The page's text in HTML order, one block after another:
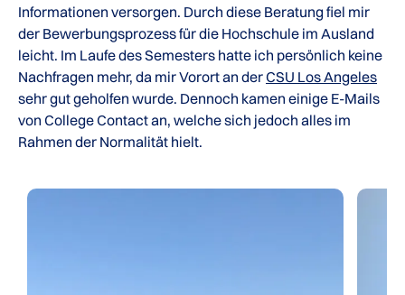
Informationen versorgen. Durch diese Beratung fiel mir
der Bewerbungsprozess für die Hochschule im Ausland
leicht. Im Laufe des Semesters hatte ich persönlich keine
Nachfragen mehr, da mir Vorort an derCSU Los Angeles
sehr gut geholfen wurde. Dennoch kamen einige E-Mails
von College Contact an, welche sich jedoch alles im
Rahmen der Normalität hielt.